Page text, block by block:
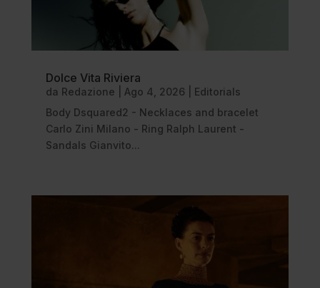
Dolce Vita Riviera
da Redazione Ago 4, 2026
Editorials
Body Dsquared2 - Necklaces and bracelet
Carlo Zini Milano - Ring Ralph Laurent -
Sandals Gianvito...